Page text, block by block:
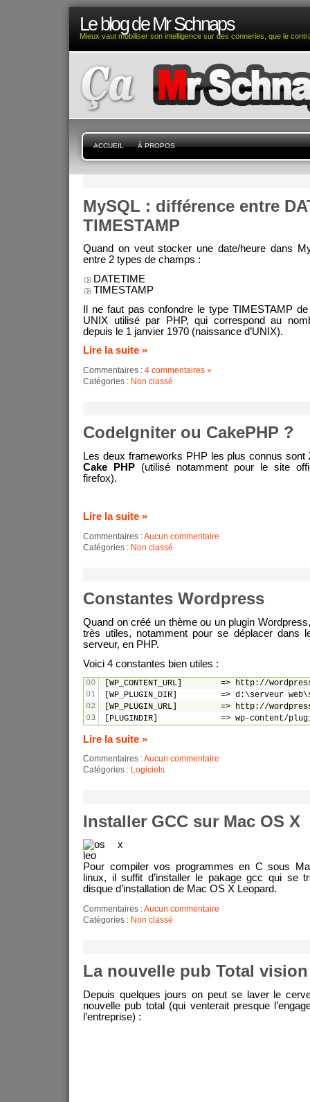
Le blog de Mr Schnaps
Mieux vaut mobiliser son intelligence sur des conneries, que le
ACCUEIL À PROPOS
MySQL : différence entre
TIMESTAMP
Quand on veut stocker une date/heure dans
entre 2 types de champs :
DATETIME
TIMESTAMP
Il ne faut pas confondre le type TIMESTAMP
UNIX utilisé par PHP, qui correspond au
depuis le 1 janvier 1970 (naissance d’UNIX).
Lire la suite »
Commentaires : 4 commentaires »
Catégories : Non classé
CodeIgniter ou CakePHP ?
Les deux frameworks PHP les plus connus sont
Cake PHP (utilisé notamment pour le site
firefox).
Lire la suite »
Commentaires :Aucun commentaire
Catégories : Non classé
Constantes Wordpress
Quand on créé un thème ou un plugin
très utiles, notamment pour se déplacer dans
serveur, en PHP.
Voici 4 constantes bien utiles :
[WP_CONTENT_URL]	=> http://wordpress28/wp-content
[WP_PLUGIN_DIR]		=> d:\serveur web\serveur ovh 60gp\wordpress28/wp-content/plugins
[WP_PLUGIN_URL]		=> http://wordpress28/wp-content/plugins
[PLUGINDIR]		=> wp-content/
Lire la suite »
Commentaires :Aucun commentaire
Catégories : Logiciels
Installer GCC sur Mac OS X
Pour compiler vos programmes en C sous
linux, il suffit d’installer le pakage gcc qui se
disque d’installation de Mac OS X Leopard.
Commentaires :Aucun commentaire
Catégories : Non classé
La nouvelle pub Total vision
Depuis quelques jours on peut se laver le
nouvelle pub total (qui venterait presque
l’entreprise) :